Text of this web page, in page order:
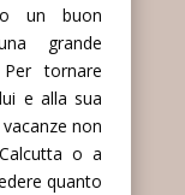
un buon
grande
tornare
e alla sua
non
o a
quanto